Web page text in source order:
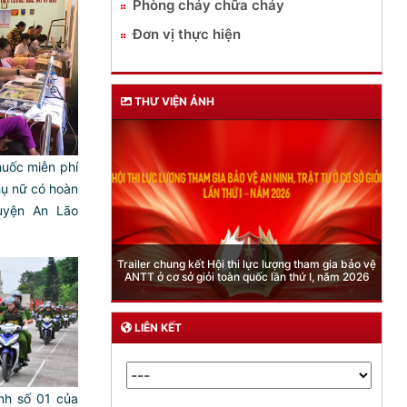
miễn phí
nữ có hoàn
An Lão
số 01 của
Phòng cháy chữa cháy
Đơn vị thực hiện
THƯ VIỆN ẢNH
Phòng Quản lý xuất nhập cảnh: Hướng dẫn những
quy định mới trong lĩnh vực xuất cảnh, nhập cảnh
của công dân việt nam từ ngày 01/7/2026
LIÊN KẾT